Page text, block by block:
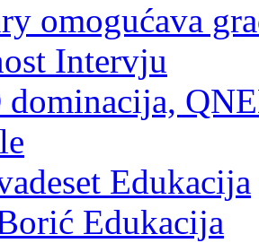
omogućava
Intervju
Edukacija
Edukacija